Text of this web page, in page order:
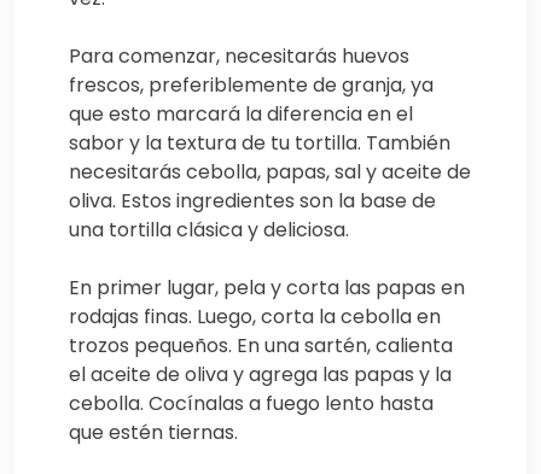
Para comenzar, necesitarás huevos
frescos, preferiblemente de granja, ya
que esto marcará la diferencia en el
sabor y la textura de tu tortilla. También
necesitarás cebolla, papas, sal y aceite de
oliva. Estos ingredientes son la base de
una tortilla clásica y deliciosa.
En primer lugar, pela y corta las papas en
rodajas finas. Luego, corta la cebolla en
trozos pequeños. En una sartén, calienta
el aceite de oliva y agrega las papas y la
cebolla. Cocínalas a fuego lento hasta
que estén tiernas.